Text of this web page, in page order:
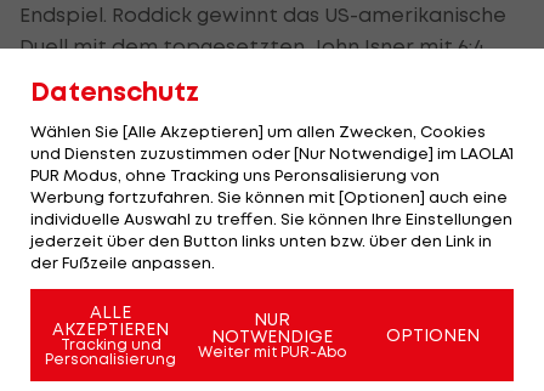
Endspiel. Roddick gewinnt das US-amerikanische
Duell mit dem topgesetzten John Isner mit 6:4,
6:7(5), 6:4 und greift nach seinem 32. Titel auf der
ATP-Tour. Der Luxemburger Gilles Muller hat mit
dem als Nummer acht gesetzten Japaner Go
Soeda keine Schwierigkeiten und setzt sich glatt
mit 6:4 und 6:3 durch. Für den 29-Jährigen würde
ein Sieg über Roddick den ersten Tour-Titel der
Karriere bedeuten.
Mehr zum Thema
Datenschutz
Wählen Sie [Alle Akzeptieren] um allen Zwecken, Cookies
und Diensten zuzustimmen oder [Nur Notwendige] im LAOLA1
PUR Modus, ohne Tracking uns Peronsalisierung von
Werbung fortzufahren. Sie können mit [Optionen] auch eine
individuelle Auswahl zu treffen. Sie können Ihre Einstellungen
jederzeit über den Button links unten bzw. über den Link in
der Fußzeile anpassen.
ALLE
AKZEPTIEREN
Tracking und
Personalisierung
NUR
NOTWENDIGE
Weiter mit PUR-Abo
OPTIONEN